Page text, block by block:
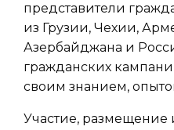
представители
из Грузии, Чехии,
Азербайджана и
гражданских
своим знанием,
Участие, размещение